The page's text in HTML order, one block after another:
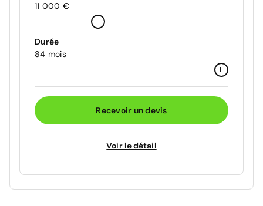
11 000 €
Durée
84 mois
Recevoir un devis
Voir le détail